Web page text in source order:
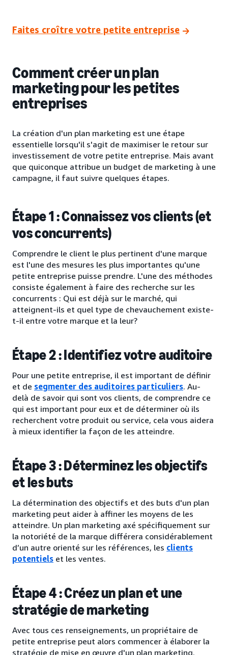
Faites croître votre petite entreprise
Comment créer un plan
marketing pour les petites
entreprises
La création d'un plan marketing est une étape
essentielle lorsqu'il s'agit de maximiser le retour sur
investissement de votre petite entreprise. Mais avant
que quiconque attribue un budget de marketing à une
campagne, il faut suivre quelques étapes.
Étape 1 : Connaissez vos clients (et
vos concurrents)
Comprendre le client le plus pertinent d'une marque
est l'une des mesures les plus importantes qu'une
petite entreprise puisse prendre. L'une des méthodes
consiste également à faire des recherche sur les
concurrents : Qui est déjà sur le marché, qui
atteignent-ils et quel type de chevauchement existe-
t-il entre votre marque et la leur?
Étape 2 : Identifiez votre auditoire
Pour une petite entreprise, il est important de définir
et de segmenter des auditoires particuliers. Au-
delà de savoir qui sont vos clients, de comprendre ce
qui est important pour eux et de déterminer où ils
recherchent votre produit ou service, cela vous aidera
à mieux identifier la façon de les atteindre.
Étape 3 : Déterminez les objectifs
et les buts
La détermination des objectifs et des buts d'un plan
marketing peut aider à affiner les moyens de les
atteindre. Un plan marketing axé spécifiquement sur
la notoriété de la marque différera considérablement
d’un autre orienté sur les références, les clients
potentiels et les ventes.
Étape 4 : Créez un plan et une
stratégie de marketing
Avec tous ces renseignements, un propriétaire de
petite entreprise peut alors commencer à élaborer la
stratégie de mise en œuvre d'un plan marketing.